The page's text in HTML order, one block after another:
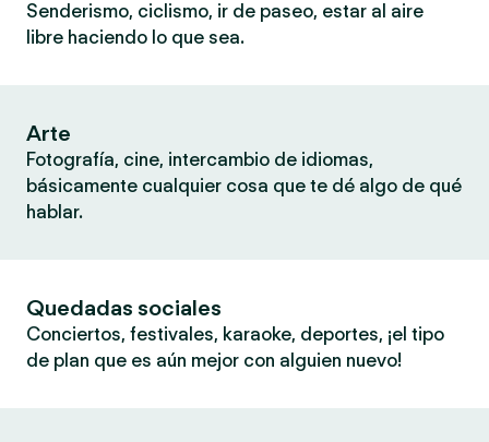
Senderismo, ciclismo, ir de paseo, estar al aire
libre haciendo lo que sea.
Arte
Fotografía, cine, intercambio de idiomas,
básicamente cualquier cosa que te dé algo de qué
hablar.
Quedadas sociales
Conciertos, festivales, karaoke, deportes, ¡el tipo
de plan que es aún mejor con alguien nuevo!